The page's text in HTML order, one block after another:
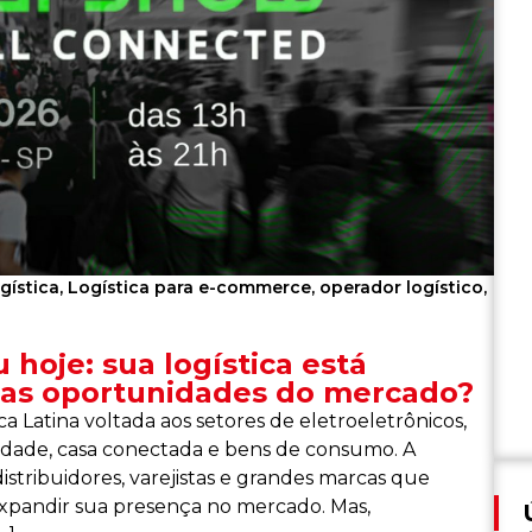
, Logística para e-commerce, operador logístico,
hoje: sua logística está
oportunidades do mercado?
Latina voltada aos setores de eletroeletrônicos,
casa conectada e bens de consumo. A
varejistas e grandes marcas que
sua presença no mercado. Mas,